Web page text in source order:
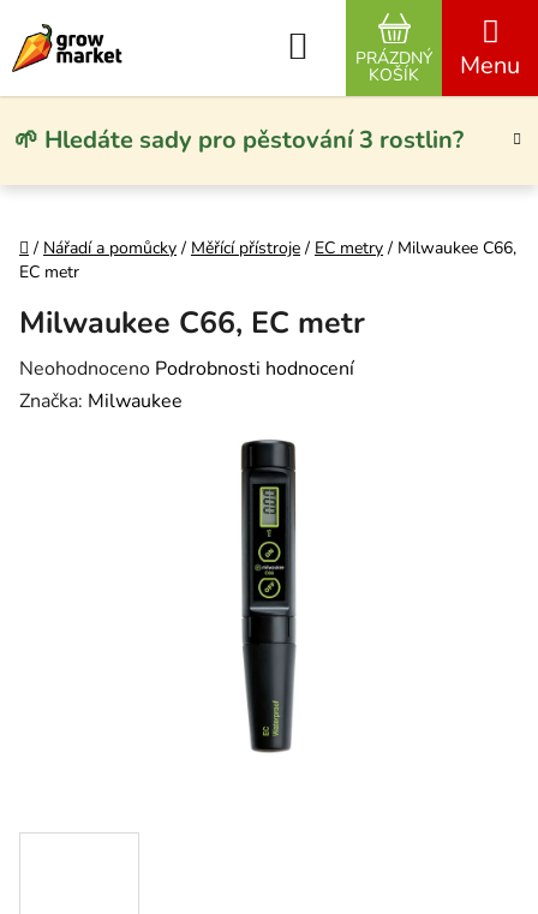
🌱 Hledáte sady pro pěstování 3 rostlin?
Hledat
NÁKUPNÍ
PRÁZDNÝ
KOŠÍK
Domů
/ Nářadí a pomůcky / Měřící přístroje / EC metry / Milwaukee C66,
EC metr
Milwaukee C66, EC metr
Průměrné hodnocení produktu je 0,0 z 5 hvězdiček.
Neohodnoceno Podrobnosti hodnocení
Značka: Milwaukee